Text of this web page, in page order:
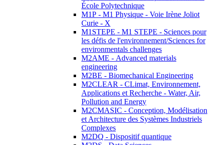
École Polytechnique
M1P - M1 Physique - Voie Irène Joliot
Curie - X
M1STEPE - M1 STEPE - Sciences pour
les défis de l'environnement/Sciences for
environmentals challenges
M2AME - Advanced materials
engineering
M2BE - Biomechanical Engineering
M2CLEAR - CLimat, Environnement,
Applications et Recherche - Water, Air,
Pollution and Energy
M2CMASIC - Conception, Modélisation
et Architecture des Systèmes Industriels
Complexes
M2DQ - Dispositif quantique